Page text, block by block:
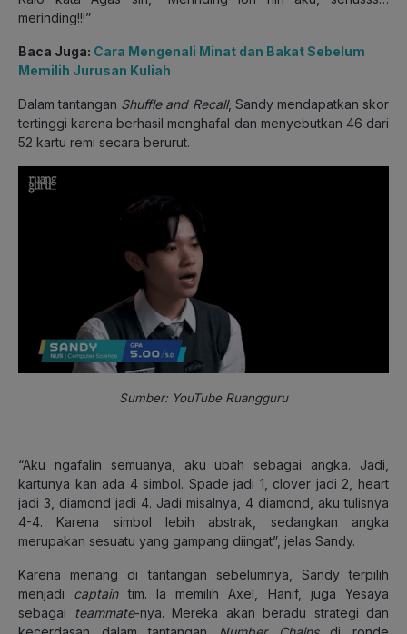
merinding!!!”
Baca Juga: Cara Mengenali Minat dan Bakat Sebelum
Memilih Jurusan Kuliah
Dalam tantangan Shuffle and Recall, Sandy mendapatkan skor
tertinggi karena berhasil menghafal dan menyebutkan 46 dari
52 kartu remi secara berurut.
Sumber: YouTube Ruangguru
“Aku ngafalin semuanya, aku ubah sebagai angka. Jadi,
kartunya kan ada 4 simbol. Spade jadi 1, clover jadi 2, heart
jadi 3, diamond jadi 4. Jadi misalnya, 4 diamond, aku tulisnya
4-4. Karena simbol lebih abstrak, sedangkan angka
merupakan sesuatu yang gampang diingat”, jelas Sandy.
Karena menang di tantangan sebelumnya, Sandy terpilih
menjadi captaintim. Ia memilih Axel, Hanif, juga Yesaya
sebagai teammate-nya. Mereka akan beradu strategi dan